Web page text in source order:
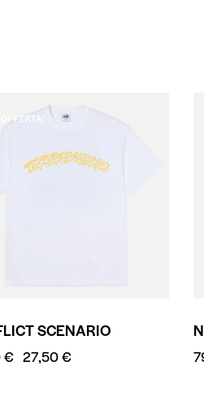
OFFERTA!
SCENARIO
€ 27,50€